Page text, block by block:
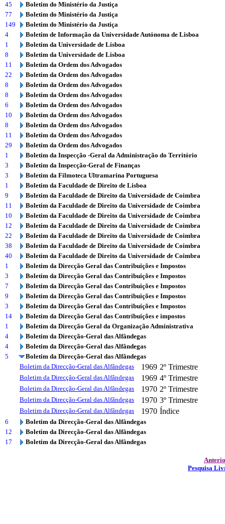
45
Boletim do Ministério da Justiça
77
Boletim do Ministério da Justiça
149
Boletim do Ministério da Justiça
4
Boletim de Informação da Universidade Autónoma de Lisboa
1
Boletim da Universidade de Lisboa
8
Boletim da Universidade de Lisboa
11
Boletim da Ordem dos Advogados
22
Boletim da Ordem dos Advogados
8
Boletim da Ordem dos Advogados
8
Boletim da Ordem dos Advogados
6
Boletim da Ordem dos Advogados
10
Boletim da Ordem dos Advogados
8
Boletim da Ordem dos Advogados
11
Boletim da Ordem dos Advogados
29
Boletim da Ordem dos Advogados
1
Boletim da Inspecção -Geral da Administração do Território
3
Boletim da Inspecção-Geral de Finanças
3
Boletim da Filmoteca Ultramarina Portuguesa
1
Boletim da Faculdade de Direito de Lisboa
9
Boletim da Faculdade de Direito da Universidade de Coimbra
11
Boletim da Faculdade de Direito da Universidade de Coimbra
10
Boletim da Faculdade de Direito da Universidade de Coimbra
12
Boletim da Faculdade de Direito da Universidade de Coimbra
22
Boletim da Faculdade de Direito da Universidade de Coimbra
38
Boletim da Faculdade de Direito da Universidade de Coimbra
40
Boletim da Faculdade de Direito da Universidade de Coimbra
1
Boletim da Direcção Geral das Contribuições e Impostos
3
Boletim da Direcção Geral das Contribuições e Impostos
7
Boletim da Direcção Geral das Contribuições e Impostos
9
Boletim da Direcção Geral das Contribuições e Impostos
3
Boletim da Direcção Geral das Contribuições e Impostos
14
Boletim da Direcção Geral das Contribuições e impostos
1
Boletim da Direcção Geral da Organização Administrativa
4
Boletim da Direcção-Geral das Alfândegas
4
Boletim da Direcção-Geral das Alfândegas
5
Boletim da Direcção-Geral das Alfândegas
Boletim da Direcção-Geral das Alfândegas
1969 2º Trimestre
Boletim da Direcção-Geral das Alfândegas 1969 4º Trimestre
Boletim da Direcção-Geral das Alfândegas 1970 2º Trimestre
Boletim da Direcção-Geral das Alfândegas 1970 3º Trimestre
Boletim da Direcção-Geral das Alfândegas 1970 Índice
6
Boletim da Direcção-Geral das Alfândegas
12
Boletim da Direcção-Geral das Alfândegas
17
Boletim da Direcção-Geral das Alfândegas
Pesquisa